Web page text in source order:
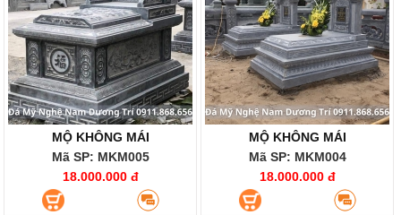
MỘ KHÔNG MÁI
Mã SP: MKM005
18.000.000 đ
MỘ KHÔNG MÁI
Mã SP: MKM004
18.000.000 đ